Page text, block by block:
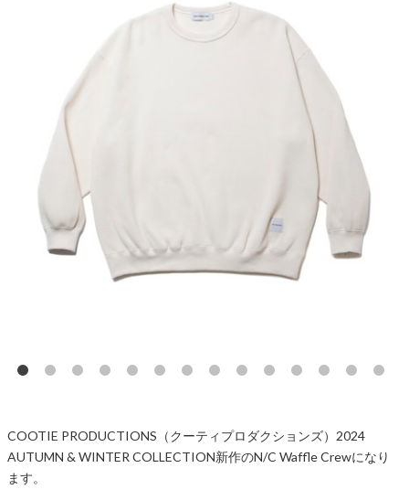
COOTIE PRODUCTIONS（クーティプロダクションズ）2024
AUTUMN & WINTER COLLECTION新作のN/C Waffle Crewになり
ます。